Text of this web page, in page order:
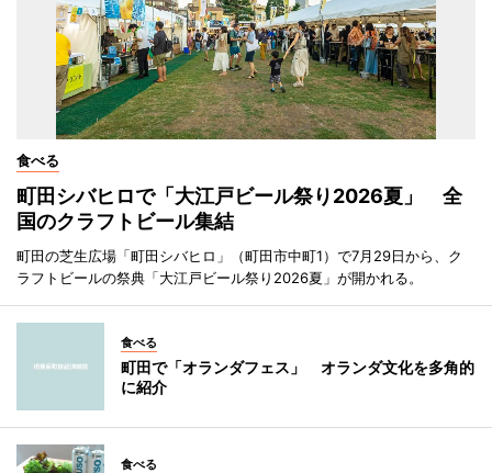
食べる
町田シバヒロで「大江戸ビール祭り2026夏」 全
国のクラフトビール集結
町田の芝生広場「町田シバヒロ」（町田市中町1）で7月29日から、ク
ラフトビールの祭典「大江戸ビール祭り2026夏」が開かれる。
食べる
町田で「オランダフェス」 オランダ文化を多角的
に紹介
食べる